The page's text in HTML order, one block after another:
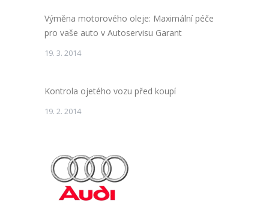
Výměna motorového oleje: Maximální péče
pro vaše auto v Autoservisu Garant
19. 3. 2014
Kontrola ojetého vozu před koupí
19. 2. 2014